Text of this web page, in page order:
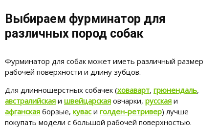
Выбираем фурминатор для
различных пород собак
Фурминатор для собак может иметь различный размер
рабочей поверхности и длину зубцов.
Для длинношерстных собачек (ховаварт, грюнендаль,
австралийская и швейцарская овчарки, русская и
афганская борзые, кувас и голден-ретривер) лучше
покупать модели с большой рабочей поверхностью.